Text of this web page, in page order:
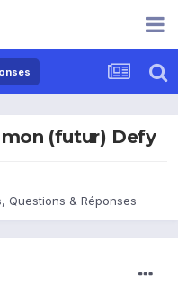
(futur) Defy
Questions & Réponses